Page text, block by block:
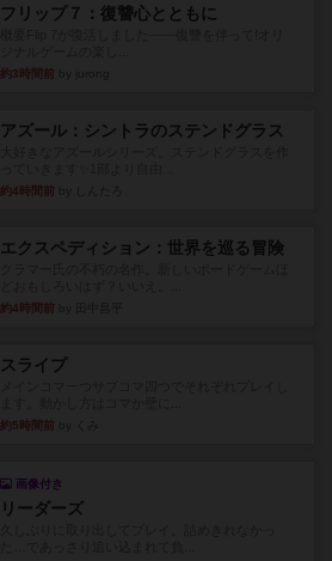
フリップ７：復讐心とともに
約3時間前
アズール：シントラのステンドグラス
約4時間前
エクスペディション：世界を巡る冒険
約4時間前
スライプ
約5時間前
画像付き
リーダーズ